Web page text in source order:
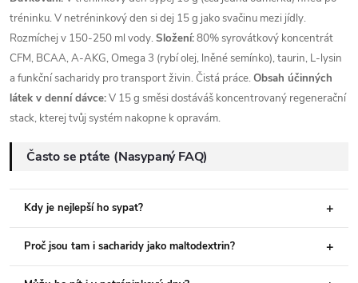
tréninku. V netréninkový den si dej 15 g jako svačinu mezi jídly.
Rozmíchej v 150-250 ml vody.Složení:80% syrovátkový koncentrát
CFM, BCAA, A-AKG, Omega 3 (rybí olej, lněné semínko), taurin, L-lysin
a funkční sacharidy pro transport živin. Čistá práce.Obsah účinných
látek v denní dávce:V 15 g směsi dostáváš koncentrovaný regenerační
stack, kterej tvůj systém nakopne k opravám.
Často se ptáte (Nasypaný FAQ)
Kdy je nejlepší ho sypat?
Proč jsou tam i sacharidy jako maltodextrin?